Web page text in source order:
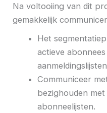
Na voltooiing van dit
gemakkelijk
Het
actieve
Communiceer
bezighouden
abonneelijsten.